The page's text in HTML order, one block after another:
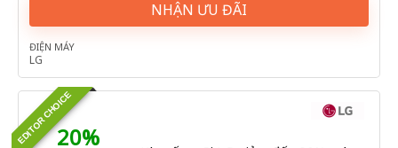
NHẬN ƯU ĐÃI
ĐIỆN MÁY
LG
EDITOR CHOICE20%